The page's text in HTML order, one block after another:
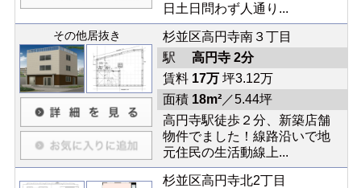
日土日問わず人通り...
その他居抜き
杉並区高円寺南３丁目
駅 高円寺 2分
賃料 17万坪3.12万
面積 18m²／5.44坪
高円寺駅徒歩２分、新築店舗
物件でました！線路沿いで地
元住民の生活動線上...
杉並区高円寺北2丁目